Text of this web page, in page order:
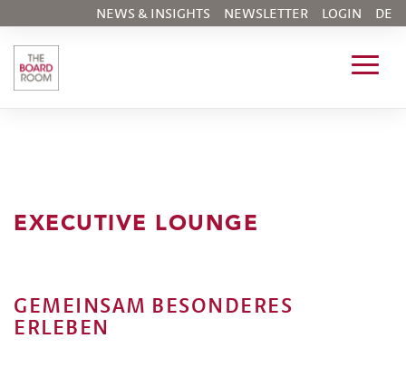
NEWS & INSIGHTS NEWSLETTER LOGIN DE
EXECUTIVE LOUNGE
GEMEINSAM BESONDERES
ERLEBEN